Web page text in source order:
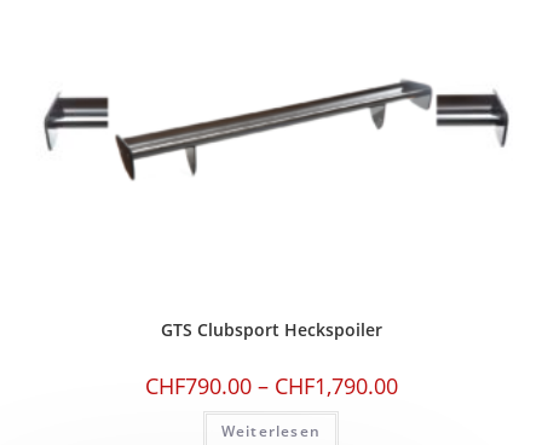
GTS Clubsport Heckspoiler
CHF790.00– CHF1,790.00
Weiterlesen